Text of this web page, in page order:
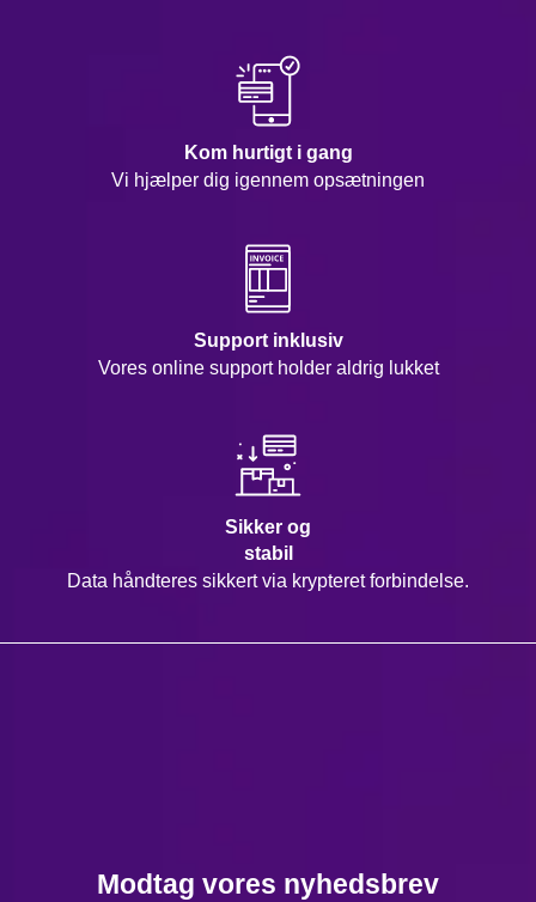
Kom hurtigt i gang
Vi hjælper dig igennem opsætningen
Support inklusiv
Vores online support holder aldrig lukket
Sikker og
stabil
Data håndteres sikkert via krypteret forbindelse.
Modtag vores nyhedsbrev